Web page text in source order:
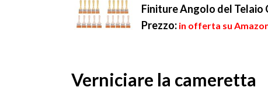
Finiture Angolo del Telaio
Prezzo: in offerta su
Verniciare la cameretta